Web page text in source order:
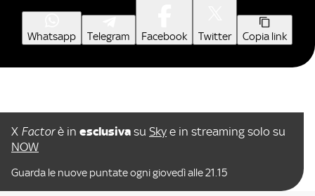
Whatsapp Telegram Facebook Twitter Copia link
X Factorè in esclusiva su Sky e in streaming solo su
NOW
Guarda le nuove puntate ogni giovedì alle 21.15